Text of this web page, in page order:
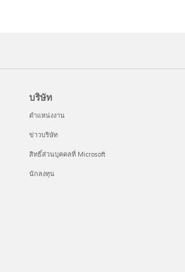
บริษัท
ตำแหน่งงาน
ข่าวบริษัท
สิทธิ์ส่วนบุคคลที่ Microsoft
นักลงทุน